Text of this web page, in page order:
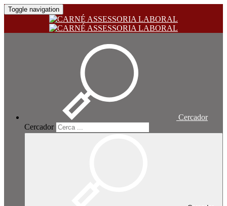
Toggle navigation
Cercador
Cercador